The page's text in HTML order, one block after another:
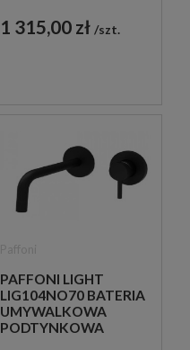
CZARNA
1 315,00 zł szt.
PAFFONI LIGHT
LIG104NO70 BATERIA
UMYWALKOWA
PODTYNKOWA